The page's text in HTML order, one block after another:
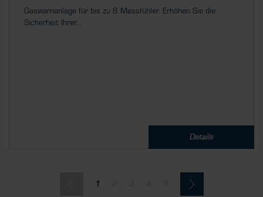
Gaswarnanlage für bis zu 8 Messfühler. Erhöhen Sie die
Sicherheit Ihrer...
Details
1